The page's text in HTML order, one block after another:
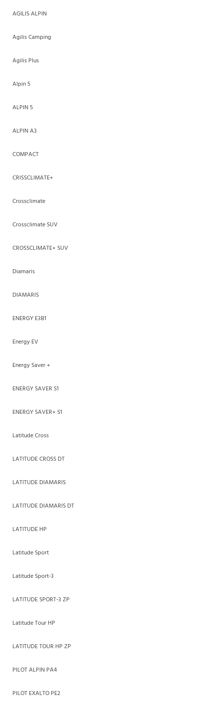
AGILIS ALPIN
Agilis Camping
Agilis Plus
Alpin 5
ALPIN 5
ALPIN A3
COMPACT
CRISSCLIMATE+
Crossclimate
Crossclimate SUV
CROSSCLIMATE+ SUV
Diamaris
DIAMARIS
ENERGY E3B1
Energy EV
Energy Saver +
ENERGY SAVER S1
ENERGY SAVER+ S1
Latitude Cross
LATITUDE CROSS DT
LATITUDE DIAMARIS
LATITUDE DIAMARIS DT
LATITUDE HP
Latitude Sport
Latitude Sport-3
LATITUDE SPORT-3 ZP
Latitude Tour HP
LATITUDE TOUR HP ZP
PILOT ALPIN PA4
PILOT EXALTO PE2